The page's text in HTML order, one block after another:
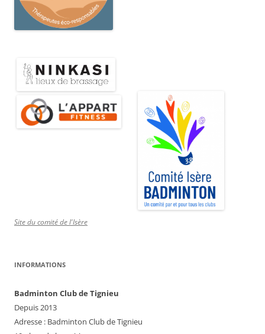
Site du comité de l'Isère
INFORMATIONS
Badminton Club de Tignieu
Depuis 2013
Adresse : Badminton Club de Tignieu